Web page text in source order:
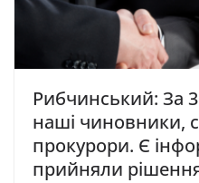
Рибчинський: За
наші чиновники,
прокурори. Є
прийняли